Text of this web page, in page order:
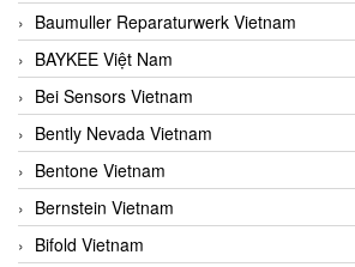
Baumuller Reparaturwerk Vietnam
BAYKEE Việt Nam
Bei Sensors Vietnam
Bently Nevada Vietnam
Bentone Vietnam
Bernstein Vietnam
Bifold Vietnam